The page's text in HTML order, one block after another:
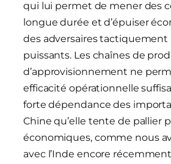
qui lui permet de mener des
longue durée et d’épuiser
des adversaires tactiquement
puissants. Les chaînes de
d’approvisionnement ne
efficacité opérationnelle
forte dépendance des
Chine qu’elle tente de pallier
économiques, comme nous
avec l’Inde encore